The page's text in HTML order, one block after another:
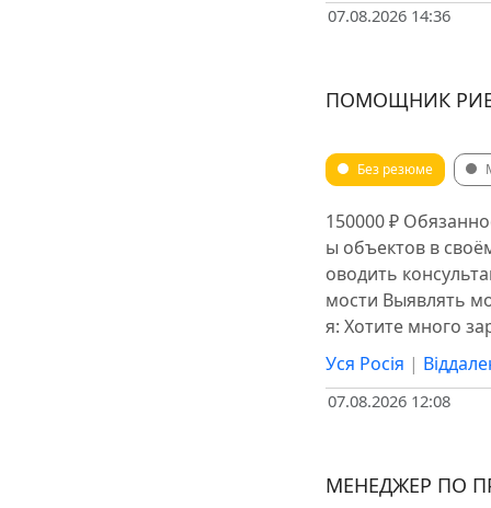
07.08.2026 14:36
ПОМОЩНИК
Без резюме
150000 ₽
ы объектов в
оводить
мости Выявлять
я: Хотите много
Уся Росія |
07.08.2026 12:08
МЕНЕДЖЕР ПО